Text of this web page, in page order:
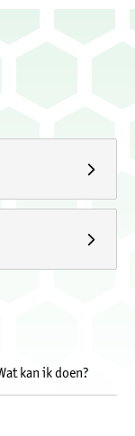
kan ik doen?